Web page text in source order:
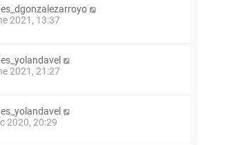
2021, 13:37
2021, 21:27
2020, 20:29